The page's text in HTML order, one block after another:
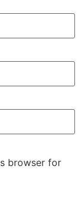
browser for